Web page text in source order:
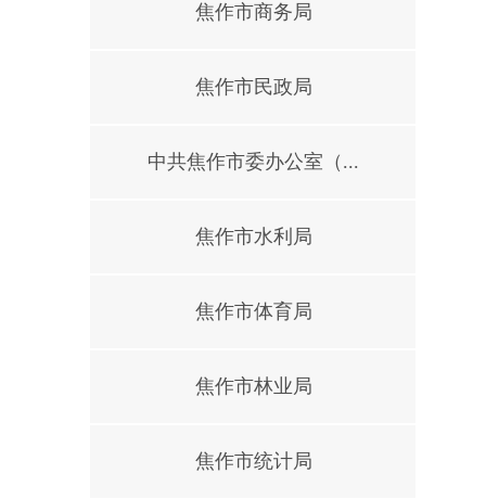
焦作市商务局
焦作市民政局
中共焦作市委办公室（...
焦作市水利局
焦作市体育局
焦作市林业局
焦作市统计局